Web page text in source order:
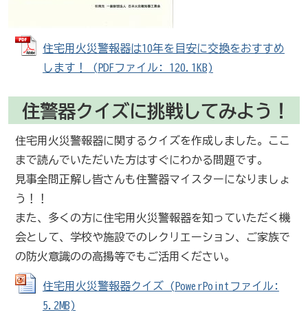
住宅用火災警報器は10年を目安に交換をおすすめ
します！ (PDFファイル: 120.1KB)
住警器クイズに挑戦してみよう！
住宅用火災警報器に関するクイズを作成しました。ここ
まで読んでいただいた方はすぐにわかる問題です。
見事全問正解し皆さんも住警器マイスターになりましょ
う！！
また、多くの方に住宅用火災警報器を知っていただく機
会として、学校や施設でのレクリエーション、ご家族で
の防火意識のの高揚等でもご活用ください。
住宅用火災警報器クイズ (PowerPointファイル:
5.2MB)